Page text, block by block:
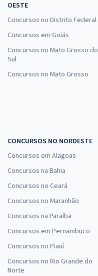
OESTE
Concursos no Distrito Federal
Concursos em Goiás
Concursos no Mato Grosso do
Sul
Concursos no Mato Grosso
CONCURSOS NO NORDESTE
Concursos em Alagoas
Concursos na Bahia
Concursos no Ceará
Concursos no Maranhão
Concursos na Paraíba
Concursos em Pernambuco
Concursos no Piauí
Concursos no Rio Grande do
Norte